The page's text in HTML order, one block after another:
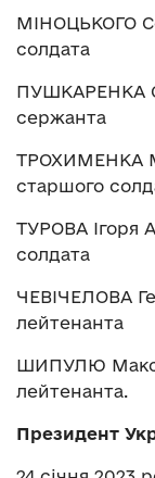
МІНОЦЬКОГО
солдата
ПУШКАРЕНКА
сержанта
ТРОХИМЕНКА
старшого
ТУРОВА Ігоря
солдата
ЧЕВІЧЕЛОВА
лейтенанта
ШИПУЛЮ
лейтенанта.
Президент